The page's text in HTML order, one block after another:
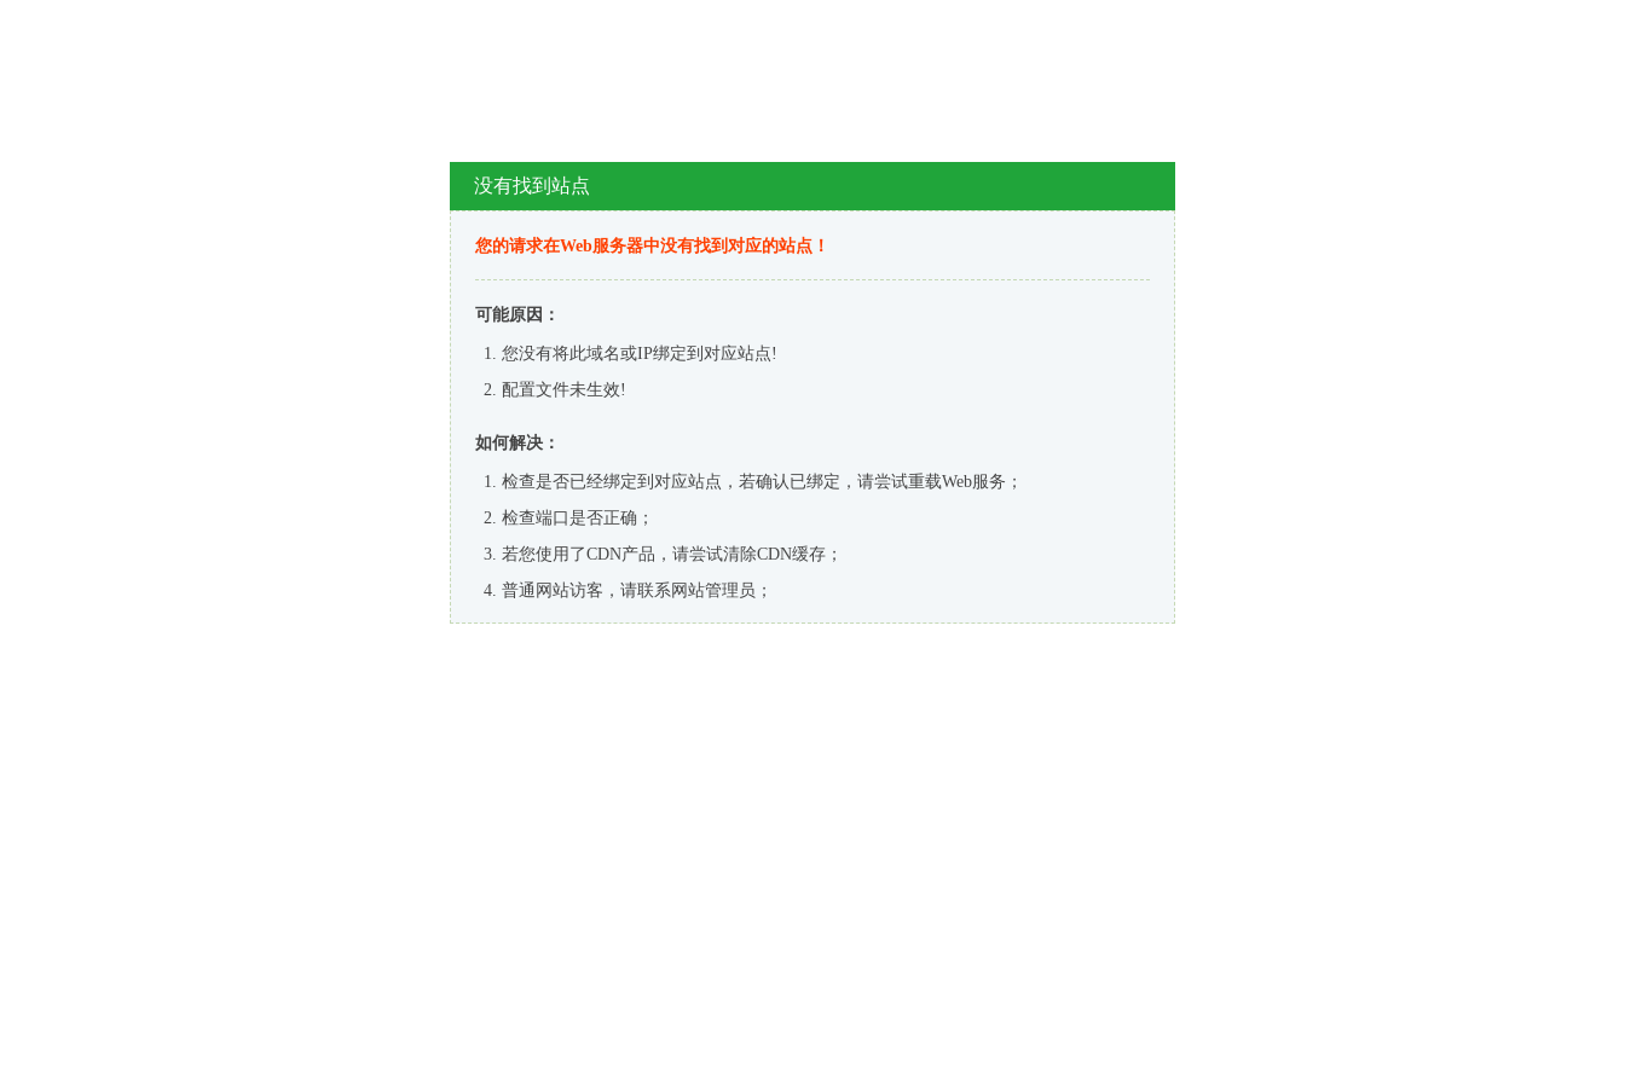
没有找到站点
您的请求在Web服务器中没有找到对应的站点！
可能原因：
您没有将此域名或IP绑定到对应站点!
配置文件未生效!
如何解决：
检查是否已经绑定到对应站点，若确认已绑定，请尝试重载Web服务；
检查端口是否正确；
若您使用了CDN产品，请尝试清除CDN缓存；
普通网站访客，请联系网站管理员；